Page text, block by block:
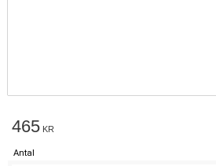
465 KR
Antal